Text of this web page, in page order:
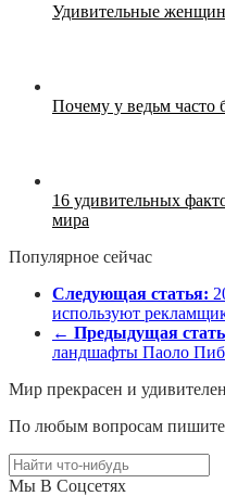
Удивительные
Почему у ведьм часто
16 удивительных
мира
Популярное сейчас
Следующая статья:
используют
← Предыдущая
ландшафты Паоло
Мир прекрасен и удивителен
По любым вопросам
Мы В Соцсетях